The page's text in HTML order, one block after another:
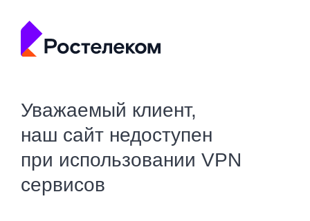
Уважаемый клиент,
наш сайт недоступен
при использовании VPN
сервисов